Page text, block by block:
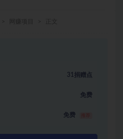
31捐赠点
免费
免费